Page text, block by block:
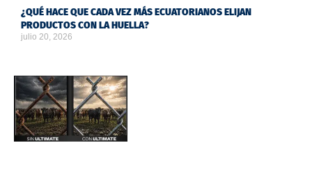
¿QUÉ HACE QUE CADA VEZ MÁS ECUATORIANOS ELIJAN
PRODUCTOS CON LA HUELLA?
julio 20, 2026